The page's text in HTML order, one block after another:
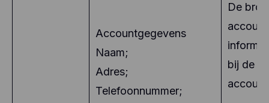
Accountgegevens
Naam;
Adres;
Telefoonnummer;
De
bij de